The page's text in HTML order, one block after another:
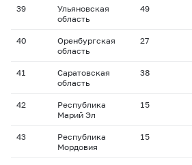
39
Ульяновская
область
49
40
Оренбургская
область
27
41
Саратовская
область
38
42
Республика
Марий Эл
15
43
Республика
Мордовия
15